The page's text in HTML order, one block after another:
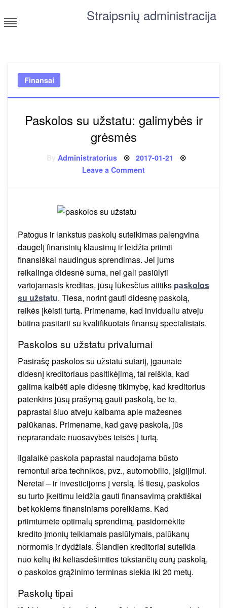
to
content
Straipsnių administracija
Finansai
Paskolos su užstatu: galimybės ir
grėsmės
Administratorius Posted
2017-01-21
Leave a Commenton
Patogus ir lankstus paskolų suteikimas palengvina
daugelį finansinių klausimų ir leidžia priimti
finansiškai naudingus sprendimas. Jei jums
reikalinga didesnė suma, nei gali pasiūlyti
vartojamasis kreditas, jūsų lūkesčius atitiks paskolos
su užstatu. Tiesa, norint gauti didesnę paskolą,
reikės įkėisti turtą. Primename, kad invidualiu atveju
būtina pasitarti su kvalifikuotais finansų specialistais.
Paskolos su užstatu privalumai
Pasirašę paskolos su užstatu sutartį, įgaunate
didesnį kreditoriaus pasitikėjimą, tai reiškia, kad
galima kalbėti apie didesnę tikimybę, kad kreditorius
patenkins jūsų prašymą gauti paskolą, be to,
paprastai šiuo atveju kalbama apie mažesnes
palūkanas. Primename, kad gavę paskolą, jūs
neprarandate nuosavybės teisės į turtą.
Ilgalaikė paskola paprastai naudojama būsto
remontui arba technikos, pvz., automobilio, įsigijimui.
Neretai – ir investicijoms į verslą. Iš tiesų, paskolos
su turto įkeitimu leidžia gauti finansavimą praktiškai
bet kokiems finansiniams poreikiams. Kad
priimtumėte optimalų sprendimą, pasidomėkite
kredito įmonių teikiamais pasiūlymais, palūkanų
normomis ir dydžiais. Šiandien kreditoriai suteikia
nuo kelių iki keliasdešimties tūkstančių eurų paskolą,
o paskolos grąžinimo terminas siekia iki 20 metų.
Paskolų tipai